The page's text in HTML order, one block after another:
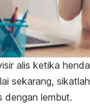
alis ketika
sekarang,
dengan lembut.